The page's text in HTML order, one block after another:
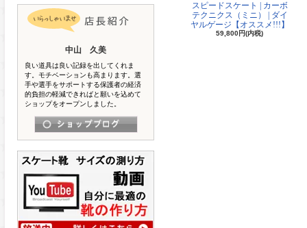
中山 久美
良い道具は良い記録を出してくれま
す。モチベーションも高まります。選
手や選手をサポートする保護者の経済
的負担の軽減できればと願いを込めて
ショップをオープンしました。
スピードスケート | カーボ
テクニクス（ミニ） | ダイ
ヤルゲージ【オススメ!!!】
59,800円(内税)